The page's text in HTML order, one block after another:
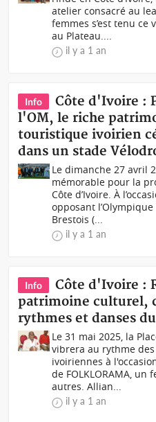
atelier consacré au
femmes s’est tenu
au Plateau....
il y a 1 an
Info
Côte d'Ivoire :
l'OM, le riche
touristique ivoirien
dans un stade
Le dimanche 27 avril
mémorable pour la
Côte d’Ivoire. À
opposant
Brestois (...
il y a 1 an
Info
Côte d'Ivoire :
patrimoine culturel,
rythmes et danses
Le 31 mai 2025, la
vibrera au rythme
ivoiriennes à
de FOLKLORAMA, un
autres. Allian...
il y a 1 an